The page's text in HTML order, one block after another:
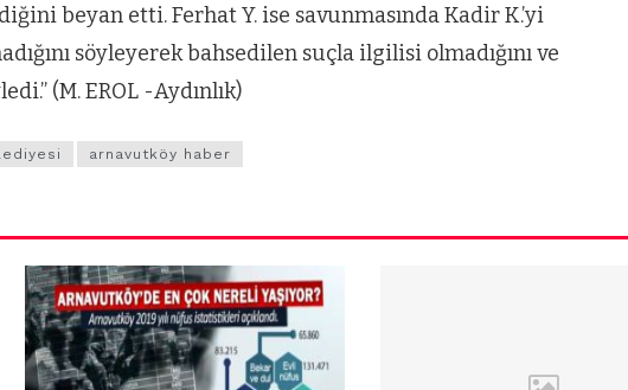
beyan etti. Ferhat Y. ise savunmasında Kadir K.’yi
söyleyerek bahsedilen suçla ilgilisi olmadığını ve
(M. EROL -Aydınlık)
arnavutköy haber